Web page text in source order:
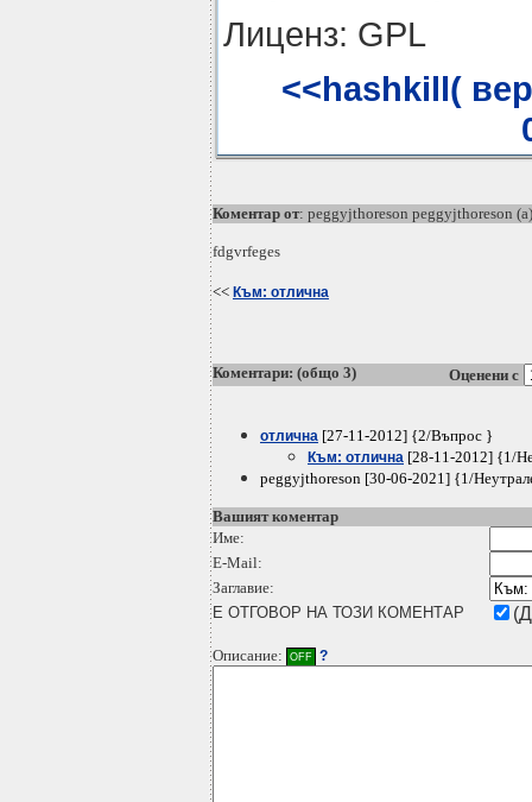
Лиценз: GPL
<<hashkill(
Коментар от: peggyjthoreson peggyjthoreson
fdgvrfeges
<< Към: отлична
Коментари: (общо 3) Оценени с
отлична [27-11-2012] {2/Въпрос }
Към: отлична [28-11-2012] {1/
peggyjthoreson [30-06-2021] {1/
Вашият коментар
Име:
E-Mail:
Заглавие:
Е ОТГОВОР НА ТОЗИ КОМЕНТАР
Описание: OFF ?